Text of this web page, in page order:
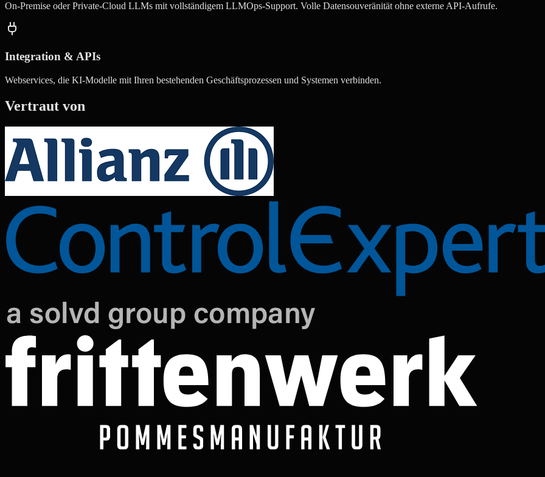
On-Premise oder Private-Cloud LLMs mit vollständigem LLMOps-Support. Volle Datensouveränität ohne externe API-Aufrufe.
Integration & APIs
Webservices, die KI-Modelle mit Ihren bestehenden Geschäftsprozessen und Systemen verbinden.
Vertraut von